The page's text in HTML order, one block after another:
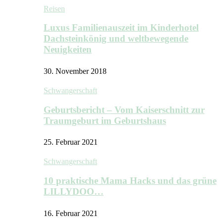
Reisen
Luxus Familienauszeit im Kinderhotel
Dachsteinkönig und weltbewegende
Neuigkeiten
30. November 2018
Schwangerschaft
Geburtsbericht – Vom Kaiserschnitt zur
Traumgeburt im Geburtshaus
25. Februar 2021
Schwangerschaft
10 praktische Mama Hacks und das grüne
LILLYDOO…
16. Februar 2021